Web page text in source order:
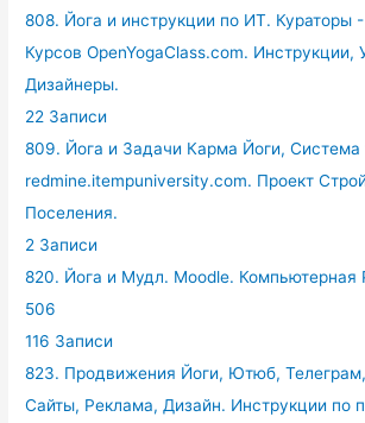
808. Йога и инструкции по ИТ. Кураторы
Курсов OpenYogaClass.com.
Дизайнеры.
22 Записи
809. Йога и Задачи Карма Йоги, Система
redmine.itempuniversity.com. Проект
Поселения.
2 Записи
820. Йога и Мудл. Moodle. Компьютерная
506
116 Записи
823. Продвижения Йоги, Ютюб,
Сайты, Реклама, Дизайн. Инструкции по